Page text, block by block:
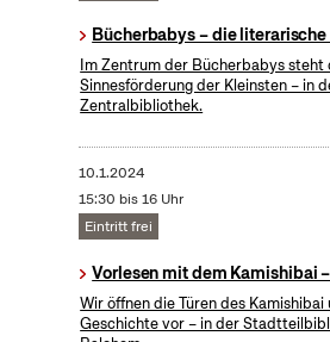
Bücherbabys – die
Im Zentrum der Bücherbabys steht
Sinnesförderung der Kleinsten – in
Zentralbibliothek.
10.1.2024
15:30 bis 16 Uhr
Eintritt frei
Vorlesen mit dem Kamishibai
Wir öffnen die Türen des Kamishibai
Geschichte vor – in der